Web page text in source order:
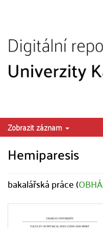
Zobrazit záznam
Hemiparesis
bakalářská práce (